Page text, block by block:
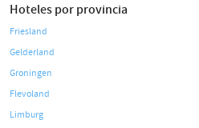
Hoteles por provincia
Friesland
Gelderland
Groningen
Flevoland
Limburg